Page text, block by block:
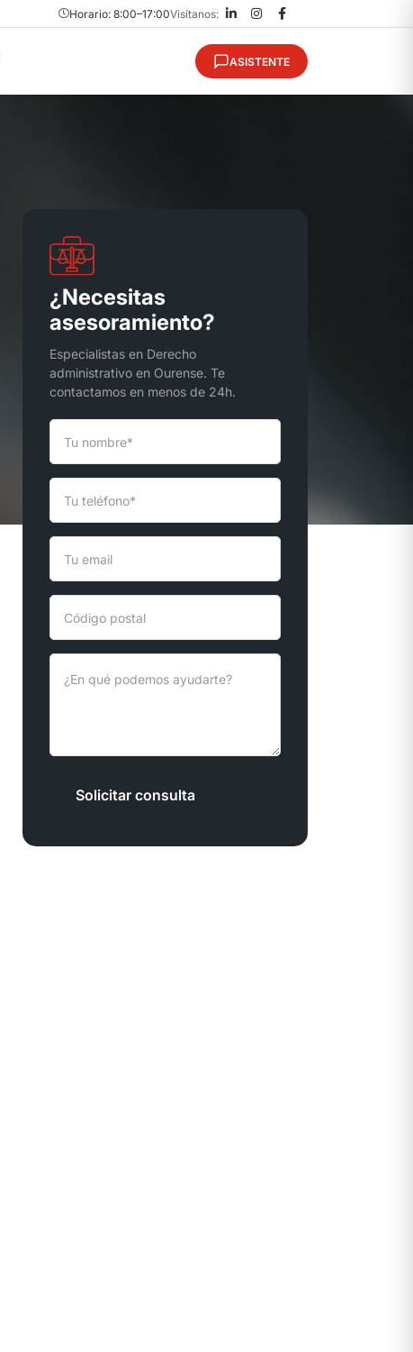
Horario: 8:00–17:00Visítanos:
ASISTENTE
¿Necesitas
asesoramiento?
Especialistas en Derecho
administrativo en Ourense. Te
contactamos en menos de 24h.
Solicitar consulta